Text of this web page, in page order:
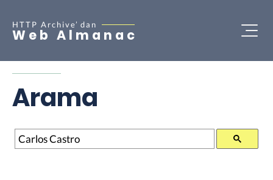
HTTP Archive’ dan
Web Almanac
Arama
Arama